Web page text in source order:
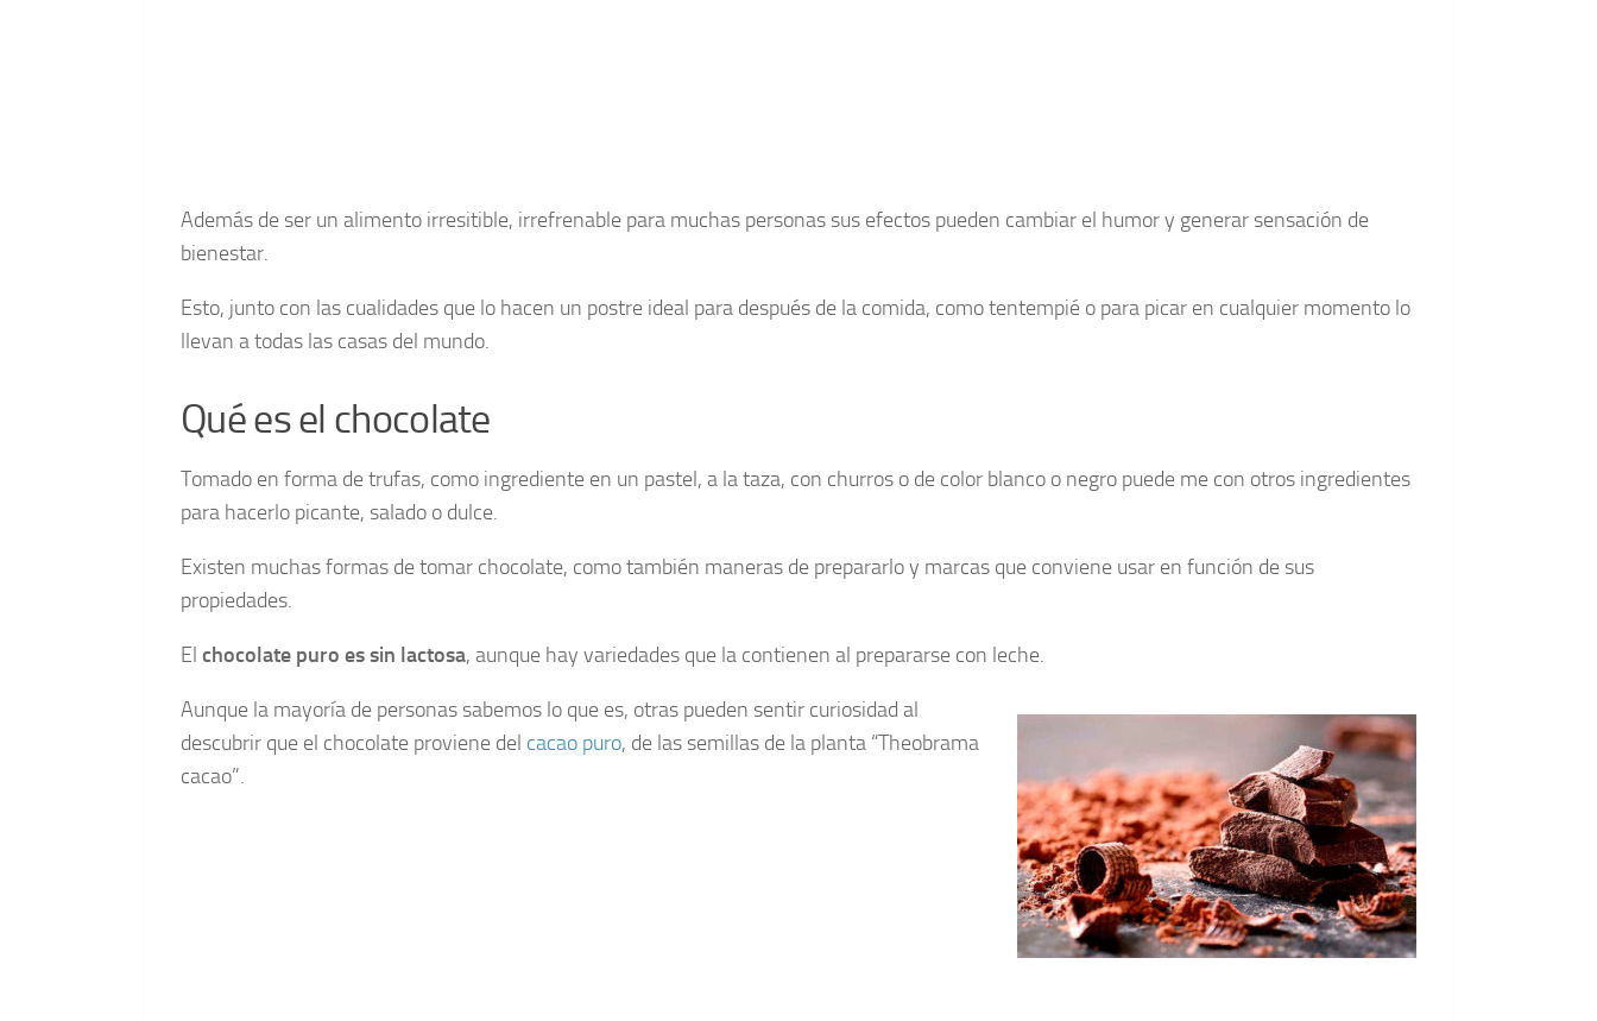
Además de ser un alimento irresitible, irrefrenable para muchas personas sus efectos pueden cambiar el humor y generar sensación de
bienestar.
Esto, junto con las cualidades que lo hacen un postre ideal para después de la comida, como tentempié o para picar en cualquier momento lo
llevan a todas las casas del mundo.
Qué es el chocolate
Tomado en forma de trufas, como ingrediente en un pastel, a la taza, con churros o de color blanco o negro puede me con otros ingredientes
para hacerlo picante, salado o dulce.
Existen muchas formas de tomar chocolate, como también maneras de prepararlo y marcas que conviene usar en función de sus
propiedades.
El chocolate puro es sin lactosa, aunque hay variedades que la contienen al prepararse con leche.
Aunque la mayoría de personas sabemos lo que es, otras pueden sentir curiosidad al
descubrir que el chocolate proviene del cacao puro, de las semillas de la planta “Theobrama
cacao”.